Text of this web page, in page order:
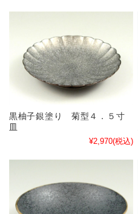
黒柚子銀塗り 菊型４．５寸
皿
¥2,970(税込)